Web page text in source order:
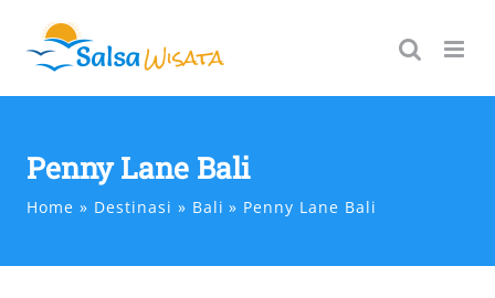
content
Penny Lane Bali
Home Destinasi Bali Penny Lane Bali